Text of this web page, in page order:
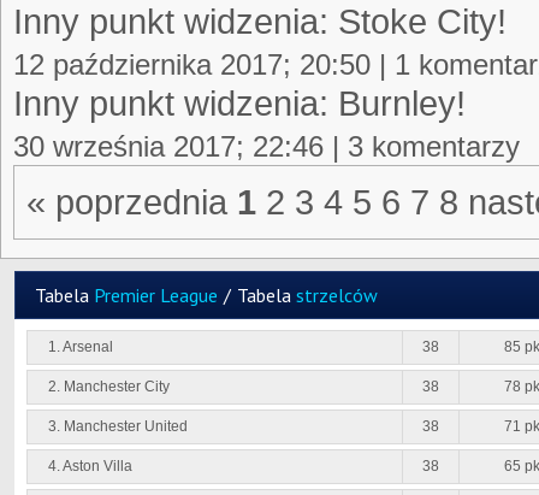
Inny punkt widzenia: Stoke City!
12 października 2017; 20:50 | 1
Inny punkt widzenia: Burnley!
30 września 2017; 22:46 | 3 komentarzy
« poprzednia 1 2 3 4 5 6 7 8
Tabela Premier League / Tabela strzelców
1. Arsenal 38 85
2. Manchester City 38 78
3. Manchester United 38 71
4. Aston Villa 38 65